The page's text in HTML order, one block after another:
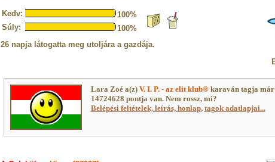
Kedv:
100%
Súly:
100%
26 napja látogatta meg utoljára a gazdája.
Lara Zoé a(z) V. I. P. - az elit klub®karaván tagja már
14724628 pontja van. Nem rossz, mi?
Belépési feltételek, leírás, honlap, tagok adatlapjai...